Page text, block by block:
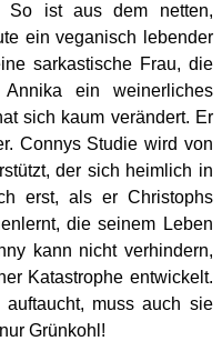
So ist aus dem netten,
ein veganisch lebender
sarkastische Frau, die
ein weinerliches
sich kaum verändert. Er
Connys Studie wird von
der sich heimlich in
erst, als er Christophs
die seinem Leben
kann nicht verhindern,
Katastrophe entwickelt.
muss auch sie
Grünkohl!